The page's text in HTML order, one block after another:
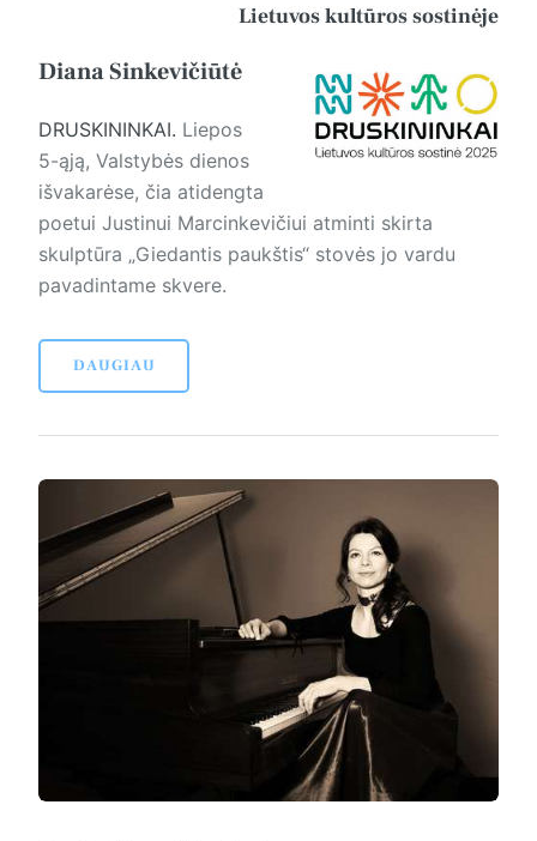
Lietuvos kultūros sostinėje
Diana Sinkevičiūtė
DRUSKININKAI. Liepos
5-ąją, Valstybės dienos
išvakarėse, čia atidengta
poetui Justinui Marcinkevičiui atminti skirta
skulptūra „Giedantis paukštis“ stovės jo vardu
pavadintame skvere.
DAUGIAU